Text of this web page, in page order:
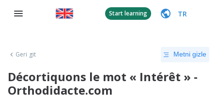
Start learning TR
Geri git Metni gizle
Décortiquons le mot « Intérêt » -
Orthodidacte.com